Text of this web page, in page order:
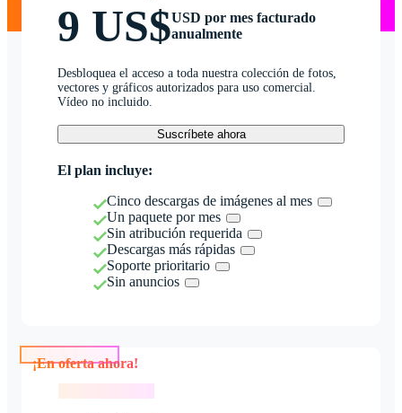
9 US$USD por mes facturado
anualmente
Desbloquea el acceso a toda nuestra colección de fotos,
vectores y gráficos autorizados para uso comercial.
Vídeo no incluido.
Suscríbete ahora
El plan incluye:
Cinco descargas de imágenes al mes
Un paquete por mes
Sin atribución requerida
Descargas más rápidas
Soporte prioritario
Sin anuncios